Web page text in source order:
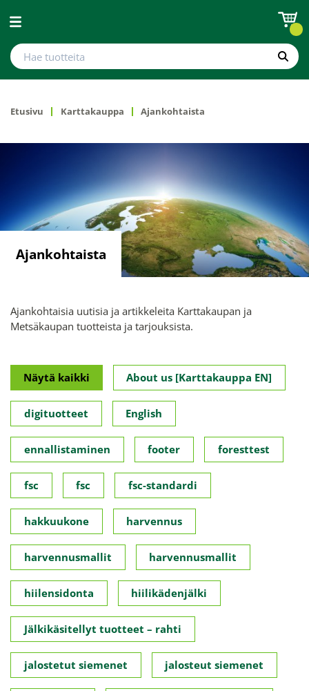
Avaa valikko
Hae tuotteita
Hae
Etusivu Karttakauppa Ajankohtaista
Ajankohtaista
Ajankohtaisia uutisia ja artikkeleita Karttakaupan ja
Metsäkaupan tuotteista ja tarjouksista.
Näytä kaikki About us [Karttakauppa EN]
digituotteet English
ennallistaminen footer foresttest
fsc fsc fsc-standardi
hakkuukone harvennus
harvennusmallit harvennusmallit
hiilensidonta hiilikädenjälki
Jälkikäsitellyt tuotteet – rahti
jalostetut siemenet jalosteut siemenet